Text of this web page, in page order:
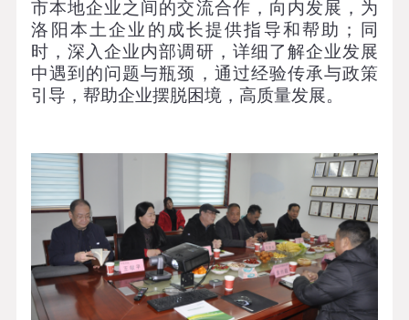
市本地企业之间的交流合作，向内发展，为
洛阳本土企业的成长提供指导和帮助；同
时，深入企业内部调研，详细了解企业发展
中遇到的问题与瓶颈，通过经验传承与政策
引导，帮助企业摆脱困境，高质量发展。